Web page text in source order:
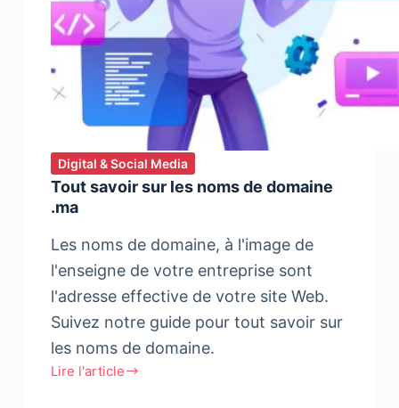
Digital & Social Media
Tout savoir sur les noms de domaine
.ma
Les noms de domaine, à l'image de
l'enseigne de votre entreprise sont
l'adresse effective de votre site Web.
Suivez notre guide pour tout savoir sur
les noms de domaine.
Lire l'article
Tout